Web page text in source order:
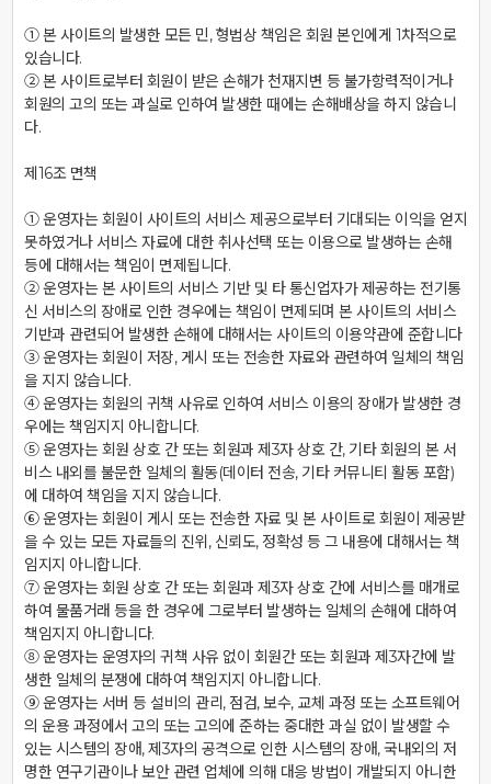
① 본 사이트의 발생한 모든 민, 형법상 책임은 회원 본인에게 1차적으로
있습니다.
② 본 사이트로부터 회원이 받은 손해가 천재지변 등 불가항력적이거나
회원의 고의 또는 과실로 인하여 발생한 때에는 손해배상을 하지 않습니
다.
제16조 면책
① 운영자는 회원이 사이트의 서비스 제공으로부터 기대되는 이익을 얻지
못하였거나 서비스 자료에 대한 취사선택 또는 이용으로 발생하는 손해
등에 대해서는 책임이 면제됩니다.
② 운영자는 본 사이트의 서비스 기반 및 타 통신업자가 제공하는 전기통
신 서비스의 장애로 인한 경우에는 책임이 면제되며 본 사이트의 서비스
기반과 관련되어 발생한 손해에 대해서는 사이트의 이용약관에 준합니다
③ 운영자는 회원이 저장, 게시 또는 전송한 자료와 관련하여 일체의 책임
을 지지 않습니다.
④ 운영자는 회원의 귀책 사유로 인하여 서비스 이용의 장애가 발생한 경
우에는 책임지지 아니합니다.
⑤ 운영자는 회원 상호 간 또는 회원과 제3자 상호 간, 기타 회원의 본 서
비스 내외를 불문한 일체의 활동(데이터 전송, 기타 커뮤니티 활동 포함)
에 대하여 책임을 지지 않습니다.
⑥ 운영자는 회원이 게시 또는 전송한 자료 및 본 사이트로 회원이 제공받
을 수 있는 모든 자료들의 진위, 신뢰도, 정확성 등 그 내용에 대해서는 책
임지지 아니합니다.
⑦ 운영자는 회원 상호 간 또는 회원과 제3자 상호 간에 서비스를 매개로
하여 물품거래 등을 한 경우에 그로부터 발생하는 일체의 손해에 대하여
책임지지 아니합니다.
⑧ 운영자는 운영자의 귀책 사유 없이 회원간 또는 회원과 제3자간에 발
생한 일체의 분쟁에 대하여 책임지지 아니합니다.
⑨ 운영자는 서버 등 설비의 관리, 점검, 보수, 교체 과정 또는 소프트웨어
의 운용 과정에서 고의 또는 고의에 준하는 중대한 과실 없이 발생할 수
있는 시스템의 장애, 제3자의 공격으로 인한 시스템의 장애, 국내외의 저
명한 연구기관이나 보안 관련 업체에 의해 대응 방법이 개발되지 아니한